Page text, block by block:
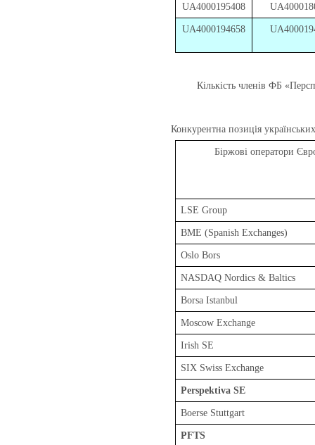
UA4000195408
UA4000194658
Кількість членів ФБ
Конкурентна позиція
Біржові оператори
LSE Group
BME (Spanish Exchanges)
Oslo Bors
NASDAQ Nordics & Baltics
Borsa Istanbul
Moscow Exchange
Irish SE
SIX Swiss Exchange
Perspektiva SE
Boerse Stuttgart
PFTS